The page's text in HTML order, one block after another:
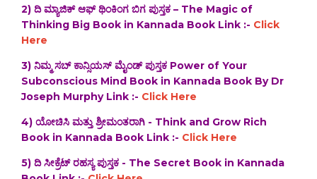
2) ದಿ‌ ಮ್ಯಾಜಿಕ್ ಆಫ್ ಥಿಂಕಿಂಗ ಬಿಗ ಪುಸ್ತಕ – The Magic of
Thinking Big Book in Kannada Book Link :- Click
Here
3) ನಿಮ್ಮ ಸಬ್ ಕಾನ್ಸಿಯಸ್ ಮೈಂಡ್ ಪುಸ್ತಕ Power of Your
Subconscious Mind Book in Kannada Book By Dr
Joseph Murphy Link :- Click Here
4) ಯೋಚಿಸಿ ಮತ್ತು ಶ್ರೀಮಂತರಾಗಿ - Think and Grow Rich
Book in Kannada Book Link :- Click Here
5) ದಿ ಸೀಕ್ರೆಟ್ ರಹಸ್ಯ ಪುಸ್ತಕ - The Secret Book in Kannada